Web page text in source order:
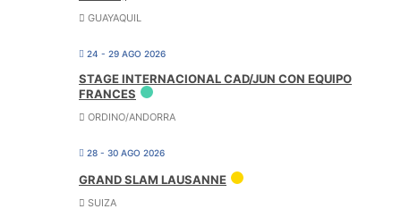
GUAYAQUIL
24 - 29 AGO 2026
STAGE INTERNACIONAL CAD/JUN CON EQUIPO
FRANCES
ORDINO/ANDORRA
28 - 30 AGO 2026
GRAND SLAM LAUSANNE
SUIZA